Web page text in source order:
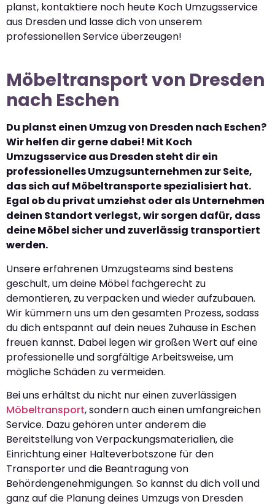
planst, kontaktiere noch heute Koch Umzugsservice
aus Dresden und lasse dich von unserem
professionellen Service überzeugen!
Möbeltransport von Dresden
nach Eschen
Du planst einen Umzug von Dresden nach Eschen?
Wir helfen dir gerne dabei! Mit Koch
Umzugsservice aus Dresden steht dir ein
professionelles Umzugsunternehmen zur Seite,
das sich auf Möbeltransporte spezialisiert hat.
Egal ob du privat umziehst oder als Unternehmen
deinen Standort verlegst, wir sorgen dafür, dass
deine Möbel sicher und zuverlässig transportiert
werden.
Unsere erfahrenen Umzugsteams sind bestens
geschult, um deine Möbel fachgerecht zu
demontieren, zu verpacken und wieder aufzubauen.
Wir kümmern uns um den gesamten Prozess, sodass
du dich entspannt auf dein neues Zuhause in Eschen
freuen kannst. Dabei legen wir großen Wert auf eine
professionelle und sorgfältige Arbeitsweise, um
mögliche Schäden zu vermeiden.
Bei uns erhältst du nicht nur einen zuverlässigen
Möbeltransport, sondern auch einen umfangreichen
Service. Dazu gehören unter anderem die
Bereitstellung von Verpackungsmaterialien, die
Einrichtung einer Halteverbotszone für den
Transporter und die Beantragung von
Behördengenehmigungen. So kannst du dich voll und
ganz auf die Planung deines Umzugs von Dresden